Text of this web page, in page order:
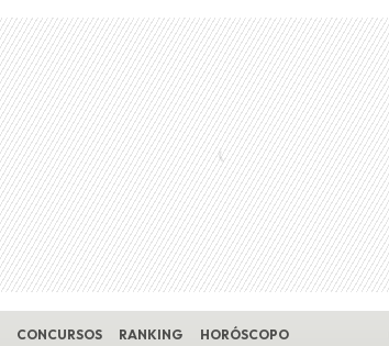
CONCURSOS RANKING HORÓSCOPO